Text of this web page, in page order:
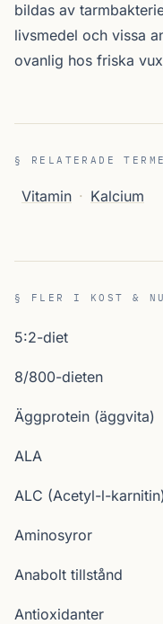
bildas av
livsmedel och vissa
ovanlig hos friska
§ RELATERADE
Vitamin · Kalcium
§ FLER I KOST &
5:2-diet
8/800-dieten
Äggprotein (äggvita)
ALA
ALC (Acetyl-l-
Aminosyror
Anabolt tillstånd
Antioxidanter